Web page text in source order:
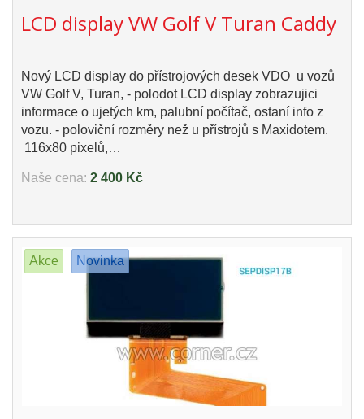
LCD display VW Golf V Turan Caddy
Nový LCD display do přístrojových desek VDO u vozů
VW Golf V, Turan, - polodot LCD display zobrazujici
informace o ujetých km, palubní počítač, ostaní info z
vozu. - poloviční rozměry než u přístrojů s Maxidotem.
116x80 pixelů,…
Naše cena: 2 400 Kč
Akce Novinka